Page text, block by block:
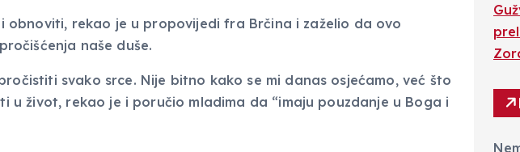
obnoviti, rekao je u propovijedi fra Brčina i zaželio da ovo
naše duše.
svako srce. Nije bitno kako se mi danas osjećamo, već što
u život, rekao je i poručio mladima da “imaju pouzdanje u Boga i